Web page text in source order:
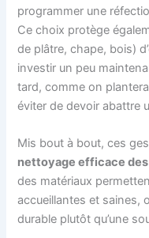
programmer une
Ce choix protège
de plâtre, chape, bois)
investir un peu
tard, comme on
éviter de devoir abattre
Mis bout à bout, ces
nettoyage efficace
des matériaux
accueillantes et saines,
durable plutôt qu’une